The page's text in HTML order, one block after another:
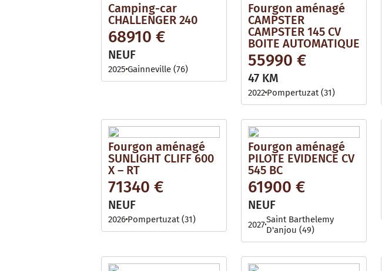
Camping-car
CHALLENGER 240
68910 €
NEUF
2025 Gainneville (76)
Fourgon aménagé
CAMPSTER
CAMPSTER 145 CV
BOITE AUTOMATIQUE
55990 €
47 KM
2022 Pompertuzat (31)
Fourgon aménagé
SUNLIGHT CLIFF 600
X – RT
71340 €
NEUF
2026 Pompertuzat (31)
Fourgon aménagé
PILOTE EVIDENCE CV
545 BC
61900 €
NEUF
2027Saint Barthelemy
D'anjou (49)